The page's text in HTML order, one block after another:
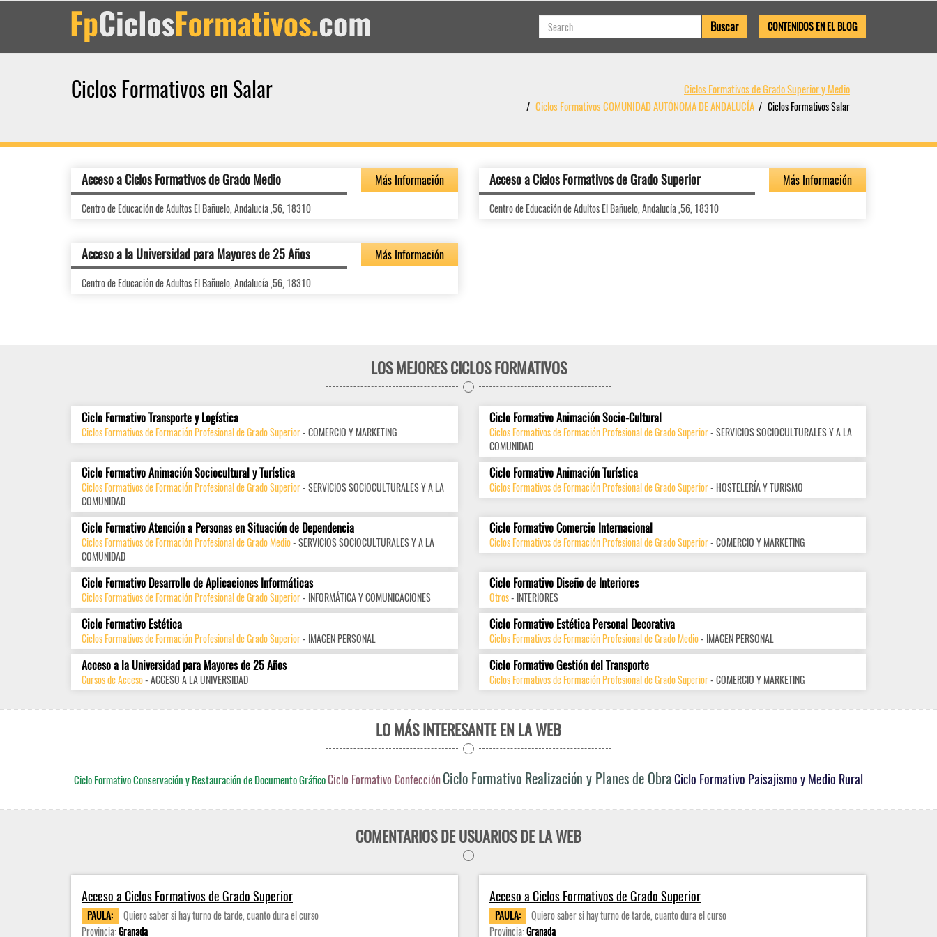
CONTENIDOS EN EL BLOG
Ciclos Formativos en Salar
Ciclos Formativos de Grado Superior y Medio
Ciclos Formativos COMUNIDAD AUTÓNOMA DE ANDALUCÍA
Ciclos Formativos Salar
Acceso a Ciclos Formativos de Grado Medio Más Información
Centro de Educación de Adultos El Bañuelo, Andalucía ,56, 18310
Acceso a Ciclos Formativos de Grado Superior Más Información
Centro de Educación de Adultos El Bañuelo, Andalucía ,56, 18310
Acceso a la Universidad para Mayores de 25 Años Más Información
Centro de Educación de Adultos El Bañuelo, Andalucía ,56, 18310
LOS MEJORES CICLOS FORMATIVOS
Ciclo Formativo Transporte y Logística
Ciclos Formativos de Formación Profesional de Grado Superior- COMERCIO Y MARKETING
Ciclo Formativo Animación Socio-Cultural
Ciclos Formativos de Formación Profesional de Grado Superior- SERVICIOS SOCIOCULTURALES Y A LA
COMUNIDAD
Ciclo Formativo Animación Sociocultural y Turística
Ciclos Formativos de Formación Profesional de Grado Superior- SERVICIOS SOCIOCULTURALES Y A LA
COMUNIDAD
Ciclo Formativo Animación Turística
Ciclos Formativos de Formación Profesional de Grado Superior- HOSTELERÍA Y TURISMO
Ciclo Formativo Atención a Personas en Situación de Dependencia
Ciclos Formativos de Formación Profesional de Grado Medio- SERVICIOS SOCIOCULTURALES Y A LA
COMUNIDAD
Ciclo Formativo Comercio Internacional
Ciclos Formativos de Formación Profesional de Grado Superior- COMERCIO Y MARKETING
Ciclo Formativo Desarrollo de Aplicaciones Informáticas
Ciclos Formativos de Formación Profesional de Grado Superior- INFORMÁTICA Y COMUNICACIONES
Ciclo Formativo Diseño de Interiores
Otros- INTERIORES
Ciclo Formativo Estética
Ciclos Formativos de Formación Profesional de Grado Superior- IMAGEN PERSONAL
Ciclo Formativo Estética Personal Decorativa
Ciclos Formativos de Formación Profesional de Grado Medio- IMAGEN PERSONAL
Acceso a la Universidad para Mayores de 25 Años
Cursos de Acceso- ACCESO A LA UNIVERSIDAD
Ciclo Formativo Gestión del Transporte
Ciclos Formativos de Formación Profesional de Grado Superior- COMERCIO Y MARKETING
LO MÁS INTERESANTE EN LA WEB
Ciclo Formativo Conservación y Restauración de Documento GráficoCiclo Formativo ConfecciónCiclo Formativo Realización y Planes de ObraCiclo Formativo Paisajismo y Medio Rural
COMENTARIOS DE USUARIOS DE LA WEB
Acceso a Ciclos Formativos de Grado Superior
PAULA:
Quiero saber si hay turno de tarde, cuanto dura el curso
Provincia:Granada
Acceso a Ciclos Formativos de Grado Superior
PAULA:
Quiero saber si hay turno de tarde, cuanto dura el curso
Provincia:Granada